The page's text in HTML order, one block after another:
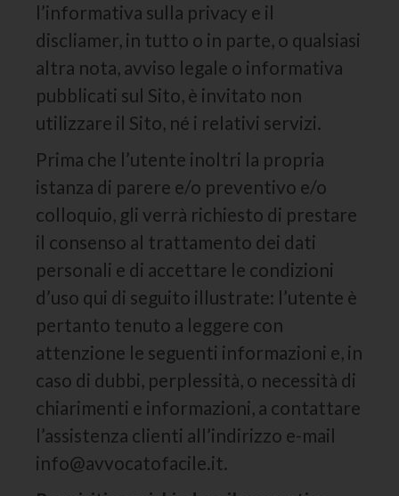
l’informativa sulla privacy e il
discliamer, in tutto o in parte, o qualsiasi
altra nota, avviso legale o informativa
pubblicati sul Sito, è invitato non
utilizzare il Sito, né i relativi servizi.
Prima che l’utente inoltri la propria
istanza di parere e/o preventivo e/o
colloquio, gli verrà richiesto di prestare
il consenso al trattamento dei dati
personali e di accettare le condizioni
d’uso qui di seguito illustrate: l’utente è
pertanto tenuto a leggere con
attenzione le seguenti informazioni e, in
caso di dubbi, perplessità, o necessità di
chiarimenti e informazioni, a contattare
l’assistenza clienti all’indirizzo e-mail
info@avvocatofacile.it.